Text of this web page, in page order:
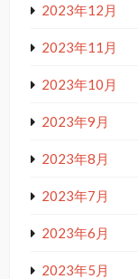
2023年12月
2023年11月
2023年10月
2023年9月
2023年8月
2023年7月
2023年6月
2023年5月